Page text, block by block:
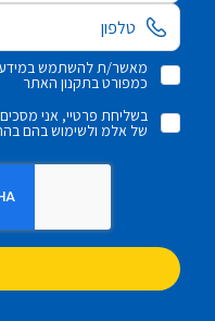
מאשר/ת להשתמש במידע
כמפורט בתקנון האתר
בשליחת פרטיי, אני
של אלמ ולשימוש בהם